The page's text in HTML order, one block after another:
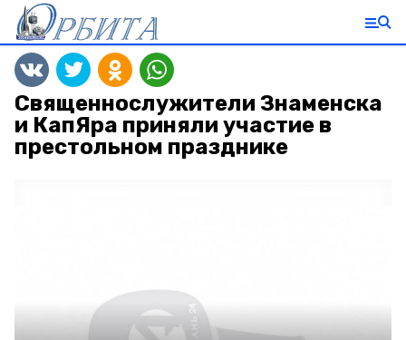
Священнослужители Знаменска
и КапЯра приняли участие в
престольном празднике